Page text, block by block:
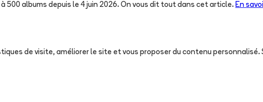
500 albums depuis le 4 juin 2026. On vous dit tout dans cet article. En
de visite, améliorer le site et vous proposer du contenu